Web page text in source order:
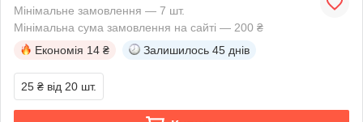
Мінімальне замовлення — 7 шт.
Мінімальна сума замовлення на сайті — 200 ₴
Економія 14 ₴ Залишилось 45 днів
25 ₴ від 20 шт.